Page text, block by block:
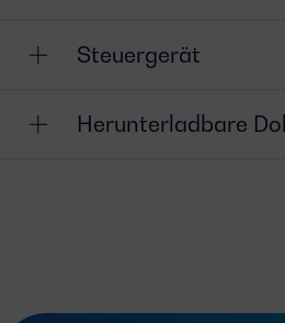
Steuergerät
Herunterladbare